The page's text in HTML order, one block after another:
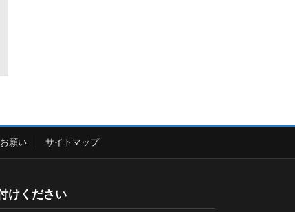
願い サイトマップ
けください